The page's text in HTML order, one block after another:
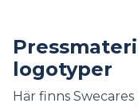
logotyper
Här finns